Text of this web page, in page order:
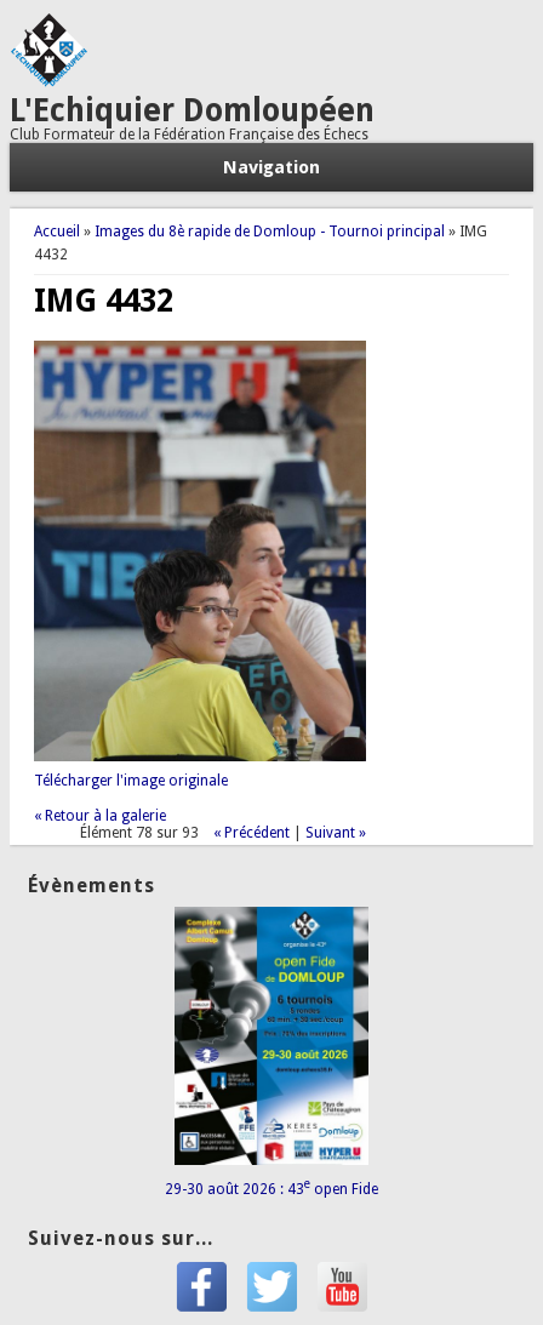
L'Echiquier Domloupéen
Club Formateur de la Fédération Française des Échecs
Navigation
Vous êtes ici
Accueil » Images du 8è rapide de Domloup - Tournoi principal » IMG
4432
IMG 4432
Télécharger l'image originale
« Retour à la galerie
Élément 78 sur 93
« Précédent |Suivant »
Évènements
29-30 août 2026 : 43e open Fide
Suivez-nous sur...